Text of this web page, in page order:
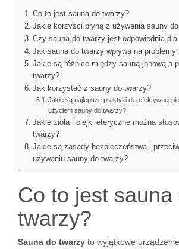
Co to jest sauna do twarzy?
Jakie korzyści płyną z używania sauny
Czy sauna do twarzy jest odpowiednia dla
Jak sauna do twarzy wpływa na problemy
Jakie są różnice między sauną jonową a
twarzy?
Jak korzystać z sauny do twarzy?
Jakie są najlepsze praktyki dla efektywnej
użyciem sauny do twarzy?
Jakie zioła i olejki eteryczne można
twarzy?
Jakie są zasady bezpieczeństwa i
używaniu sauny do twarzy?
Co to jest sauna
twarzy?
Sauna do twarzy to wyjątkowe